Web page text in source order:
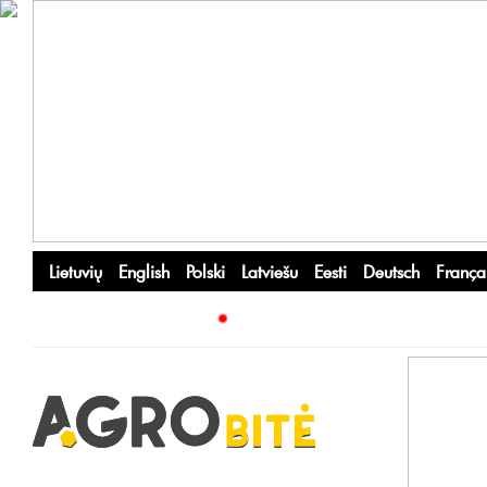
Lietuvių English Polski Latviešu Eesti Deutsch